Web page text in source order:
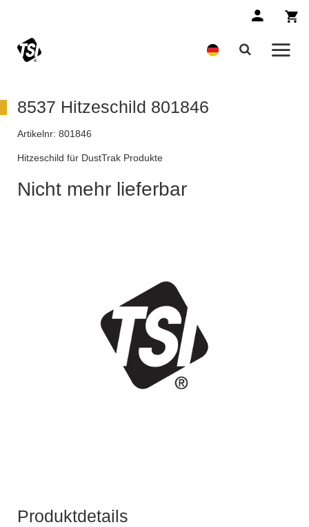
8537 Hitzeschild 801846
Artikelnr: 801846
Hitzeschild für DustTrak Produkte
Nicht mehr lieferbar
Produktdetails